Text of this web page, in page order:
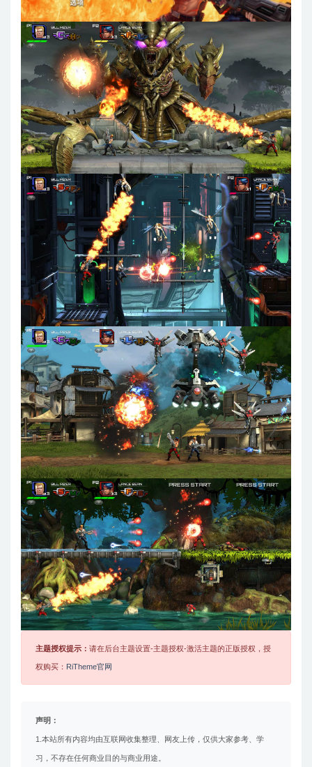
主题授权提示： 请在后台主题设置-主题授权-激活主题的正版授权，授
权购买： RiTheme官网
声明：
1.本站所有内容均由互联网收集整理、网友上传，仅供大家参考、学
习，不存在任何商业目的与商业用途。